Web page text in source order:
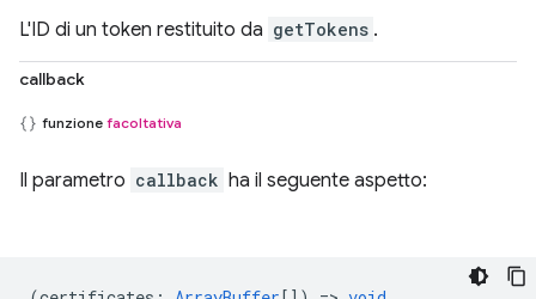
L'ID di un token restituito da getTokens .
callback
funzione facoltativa
Il parametro callback ha il seguente aspetto: